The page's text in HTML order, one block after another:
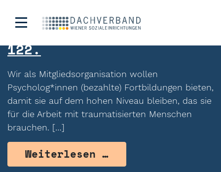
Archiv:Werteangebote
122.
Wir als Mitgliedsorganisation wollen
Psycholog*innen (bezahlte) Fortbildungen bieten,
damit sie auf dem hohen Niveau bleiben, das sie
für die Arbeit mit traumatisierten Menschen
brauchen. […]
Weiterlesen …from 122.